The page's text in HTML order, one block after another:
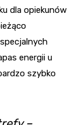
dla opiekunów
energii u
szybko